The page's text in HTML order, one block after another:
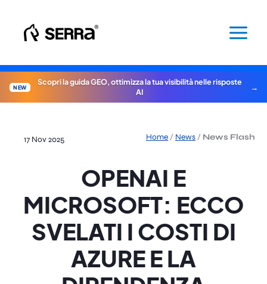
contenuto
NEW
Scopri la guida GEO, ottimizza la tua visibilità nelle risposte
AI
Home / News / News Flash
17 Nov 2025
OPENAI E
MICROSOFT: ECCO
SVELATI I COSTI DI
AZURE E LA